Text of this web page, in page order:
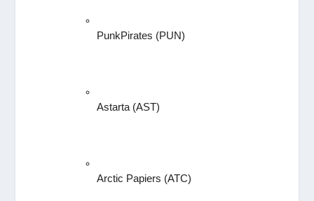
PunkPirates (PUN)
Astarta (AST)
Arctic Papiers (ATC)